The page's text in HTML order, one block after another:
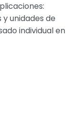
y unidades de
individual en